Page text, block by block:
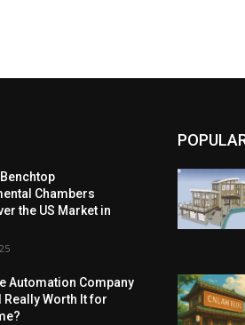
Chambers
the US Market in
Automation Company
Really Worth It for